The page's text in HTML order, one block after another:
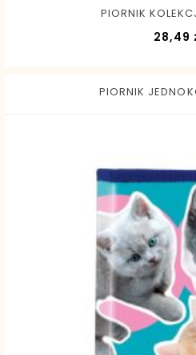
PIORNIK
28,49
PIORNIK